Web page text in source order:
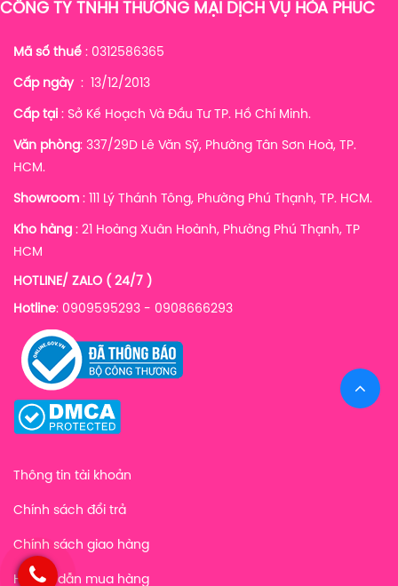
CÔNG TY TNHH THƯƠNG MẠI DỊCH VỤ HÒA PHÚC
Mã số thuế : 0312586365
Cấp ngày: 13/12/2013
Cấp tại : Sở Kế Hoạch Và Đầu Tư TP. Hồ Chí Minh.
Văn phòng: 337/29D Lê Văn Sỹ, Phường Tân Sơn Hoà, TP.
HCM.
Showroom : 111 Lý Thánh Tông, Phường Phú Thạnh, TP. HCM.
Kho hàng : 21 Hoàng Xuân Hoành, Phường Phú Thạnh, TP
HCM
HOTLINE/ ZALO ( 24/7 )
Hotline: 0909595293 - 0908666293
Thông tin tài khoản
Chính sách đổi trả
Chính sách giao hàng
Hướng dẫn mua hàng